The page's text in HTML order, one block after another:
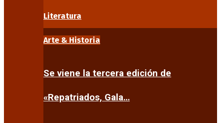
Literatura
Arte & Historia
Se viene la tercera edición de
«Repatriados, Gala…